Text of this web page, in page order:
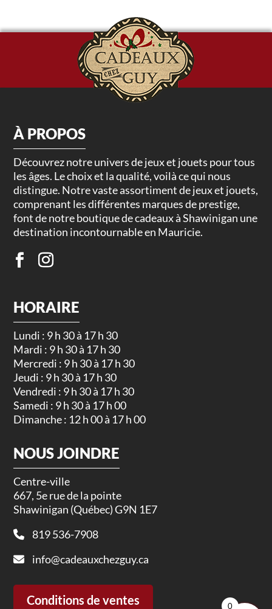
À PROPOS
Découvrez notre univers de jeux et jouets pour tous
les âges. Le choix et la qualité, voilà ce qui nous
distingue. Notre vaste assortiment de jeux et jouets,
comprenant les différentes marques de prestige,
font de notre boutique de cadeaux à Shawinigan une
destination incontournable en Mauricie.
HORAIRE
Lundi : 9 h 30 à 17 h 30
Mardi : 9 h 30 à 17 h 30
Mercredi : 9 h 30 à 17 h 30
Jeudi : 9 h 30 à 17 h 30
Vendredi : 9 h 30 à 17 h 30
Samedi : 9 h 30 à 17 h 00
Dimanche : 12 h 00 à 17 h 00
NOUS JOINDRE
Centre-ville
667, 5e rue de la pointe
Shawinigan (Québec) G9N 1E7
819 536-7908
info@cadeauxchezguy.ca
Conditions de ventes 0